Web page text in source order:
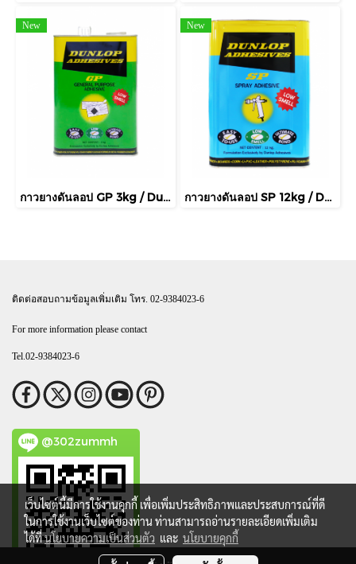
New
กาวยางดันลอป GP 3kg / Dunlop General Purpose Adhesive
New
กาวยางดันลอป SP 12kg / Dunlop Spray Adhesive
ติดต่อสอบถามข้อมูลเพิ่มเติม โทร. 02-9384023-6
For more information please contact
Tel.02-9384023-6
@302zummh
เว็บไซต์นี้มีการใช้งานคุกกี้ เพื่อเพิ่มประสิทธิภาพและประสบการณ์ที่ดี
ในการใช้งานเว็บไซต์ของท่าน ท่านสามารถอ่านรายละเอียดเพิ่มเติม
ได้ที่นโยบายความเป็นส่วนตัว และ นโยบายคุกกี้